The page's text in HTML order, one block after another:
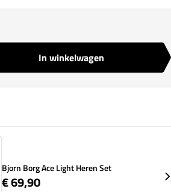
In winkelwagen
Bjorn Borg Ace Light Heren Set
€ 69,90